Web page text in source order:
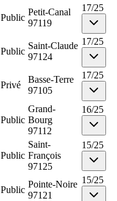
Public
Petit-Canal
97119
17/25
Public
Saint-Claude
97124
17/25
Privé
Basse-Terre
97105
17/25
Public
Grand-
Bourg
97112
16/25
Public
Saint-
François
97125
15/25
Public
Pointe-Noire
97121
15/25